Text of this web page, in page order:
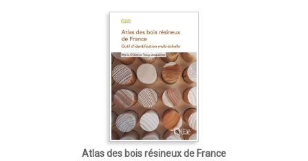
Atlas des bois résineux de France